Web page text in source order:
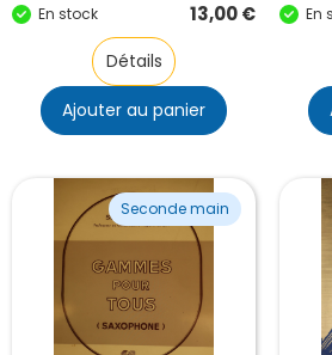
En stock
13,00€
Détails
Ajouter au panier
En
Seconde main